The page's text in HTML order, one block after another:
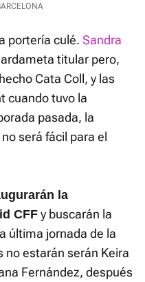
portería culé. Sandra
titular pero,
Cata Coll, y las
cuando tuvo la
pasada, la
será fácil para el
la
CFF y buscarán la
última jornada de la
estarán serán Keira
Fernández, después